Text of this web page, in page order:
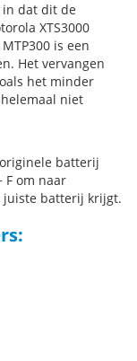
in dat dit de
XTS3000
MTP300 is een
Het vervangen
het minder
niet
batterij
F om naar
juiste batterij krijgt.